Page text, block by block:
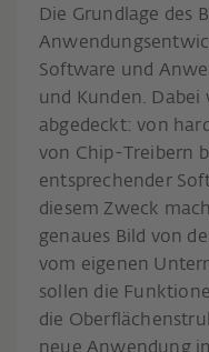
Die Grundlage des
Software und
und Kunden. Dabei
abgedeckt: von
von Chip-Treibern
entsprechender
diesem Zweck
genaues Bild von
vom eigenen
sollen die
die
neue Anwendung